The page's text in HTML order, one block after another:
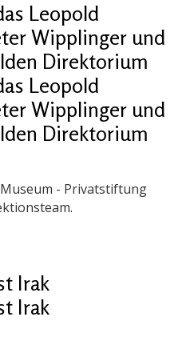
Leopold
Wipplinger und
Direktorium
Leopold
Wipplinger und
Direktorium
- Privatstiftung
Irak
Irak